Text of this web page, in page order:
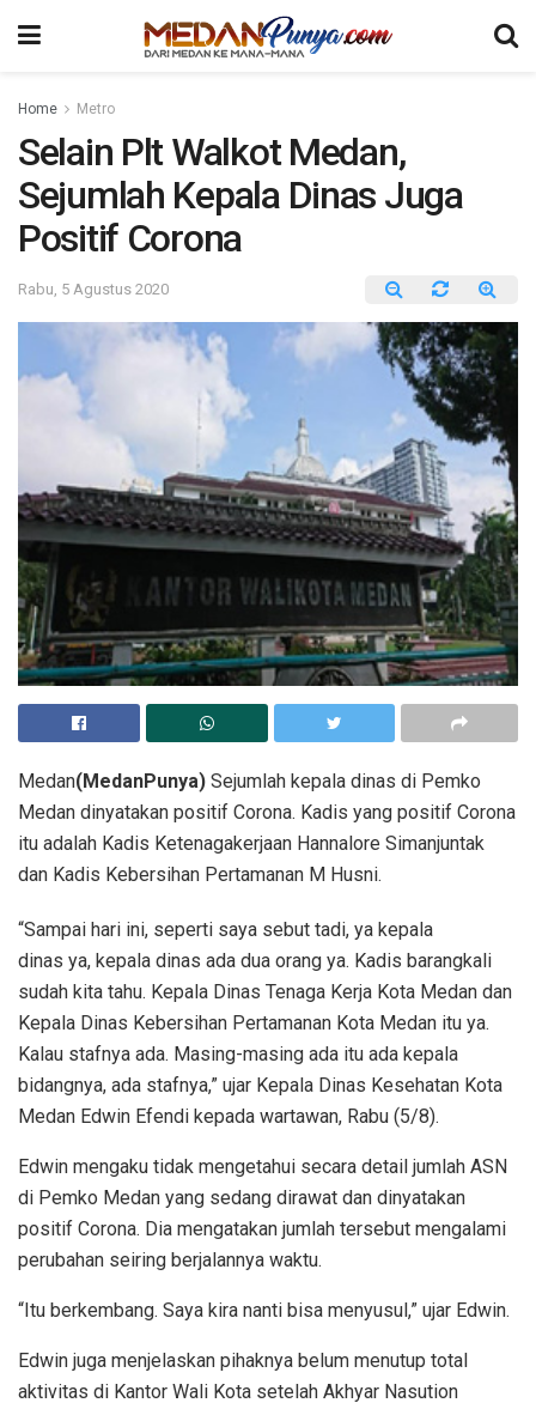
Home Metro
Selain Plt Walkot Medan,
Sejumlah Kepala Dinas Juga
Positif Corona
Rabu, 5 Agustus 2020
Medan(MedanPunya) Sejumlah kepala dinas di Pemko
Medan dinyatakan positif Corona. Kadis yang positif Corona
itu adalah Kadis Ketenagakerjaan Hannalore Simanjuntak
dan Kadis Kebersihan Pertamanan M Husni.
“Sampai hari ini, seperti saya sebut tadi, ya kepala
dinas ya, kepala dinas ada dua orang ya. Kadis barangkali
sudah kita tahu. Kepala Dinas Tenaga Kerja Kota Medan dan
Kepala Dinas Kebersihan Pertamanan Kota Medan itu ya.
Kalau stafnya ada. Masing-masing ada itu ada kepala
bidangnya, ada stafnya,” ujar Kepala Dinas Kesehatan Kota
Medan Edwin Efendi kepada wartawan, Rabu (5/8).
Edwin mengaku tidak mengetahui secara detail jumlah ASN
di Pemko Medan yang sedang dirawat dan dinyatakan
positif Corona. Dia mengatakan jumlah tersebut mengalami
perubahan seiring berjalannya waktu.
“Itu berkembang. Saya kira nanti bisa menyusul,” ujar Edwin.
Edwin juga menjelaskan pihaknya belum menutup total
aktivitas di Kantor Wali Kota setelah Akhyar Nasution